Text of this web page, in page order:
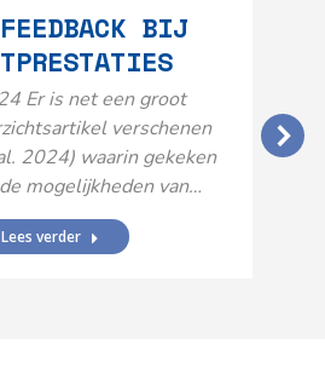
BIJ
Er is net een groot
verschenen
2024) waarin gekeken
mogelijkheden van…
Lees verder